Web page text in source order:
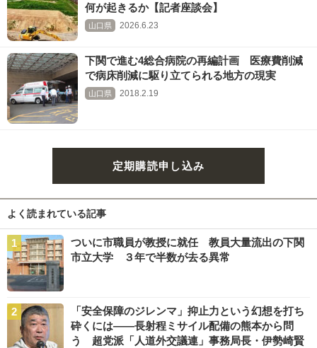
何が起きるか【記者座談会】
山口県 2026.6.23
下関で進む4総合病院の再編計画 医療費削減
で病床削減に駆り立てられる地方の現実
山口県 2018.2.19
定期購読申し込み
よく読まれている記事
ついに市職員が教授に就任 教員大量流出の下関
市立大学 ３年で半数が去る異常
「安全保障のジレンマ」抑止力という幻想を打ち
砕くには――長射程ミサイル配備の熊本から問
う 超党派「人道外交議連」事務局長・伊勢崎賢